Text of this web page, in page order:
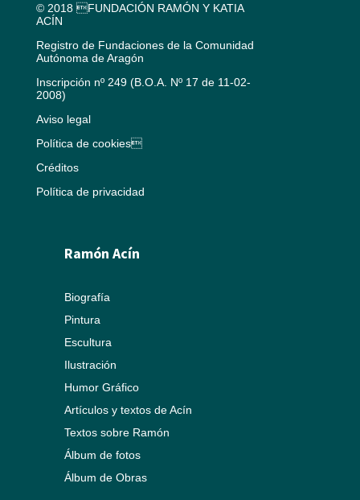
© 2018 FUNDACIÓN RAMÓN Y KATIA
ACÍN
Registro de Fundaciones de la Comunidad
Autónoma de Aragón
Inscripción nº 249 (B.O.A. Nº 17 de 11-02-
2008)
Aviso legal
Política de cookies
Créditos
Política de privacidad
Ramón Acín
Biografía
Pintura
Escultura
Ilustración
Humor Gráfico
Artículos y textos de Acín
Textos sobre Ramón
Álbum de fotos
Álbum de Obras